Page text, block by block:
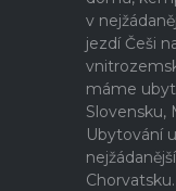
v
jezdí Češi
máme
Slovensku,
Ubytování